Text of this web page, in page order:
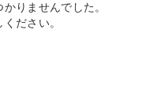
りませんでした。
ださい。